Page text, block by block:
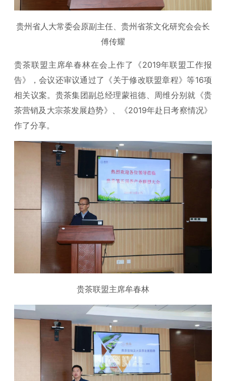
贵州省人大常委会原副主任、贵州省茶文化研究会会长
傅传耀
贵茶联盟主席牟春林在会上作了《2019年联盟工作报
告》，会议还审议通过了《关于修改联盟章程》等16项
相关议案。贵茶集团副总经理蒙祖德、周维分别就《贵
茶营销及大宗茶发展趋势》、《2019年赴日考察情况》
作了分享。
贵茶联盟主席牟春林